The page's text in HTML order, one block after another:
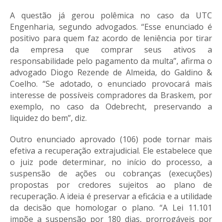
A questão já gerou polêmica no caso da UTC
Engenharia, segundo advogados. “Esse enunciado é
positivo para quem faz acordo de leniência por tirar
da empresa que comprar seus ativos a
responsabilidade pelo pagamento da multa”, afirma o
advogado Diogo Rezende de Almeida, do Galdino &
Coelho. “Se adotado, o enunciado provocará mais
interesse de possíveis compradores da Braskem, por
exemplo, no caso da Odebrecht, preservando a
liquidez do bem”, diz.
Outro enunciado aprovado (106) pode tornar mais
efetiva a recuperação extrajudicial. Ele estabelece que
o juiz pode determinar, no início do processo, a
suspensão de ações ou cobranças (execuções)
propostas por credores sujeitos ao plano de
recuperação. A ideia é preservar a eficácia e a utilidade
da decisão que homologar o plano. “A Lei 11.101
impõe a suspensão por 180 dias, prorrogáveis por